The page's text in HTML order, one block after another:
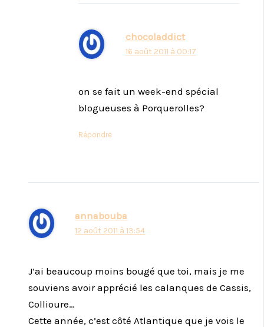
chocoladdict
16 août 2011 à 00:17
on se fait un week-end spécial
blogueuses à Porquerolles?
Répondre
annabouba
12 août 2011 à 13:54
J’ai beaucoup moins bougé que toi, mais je me
souviens avoir apprécié les calanques de Cassis,
Collioure…
Cette année, c’est côté Atlantique que je vois le